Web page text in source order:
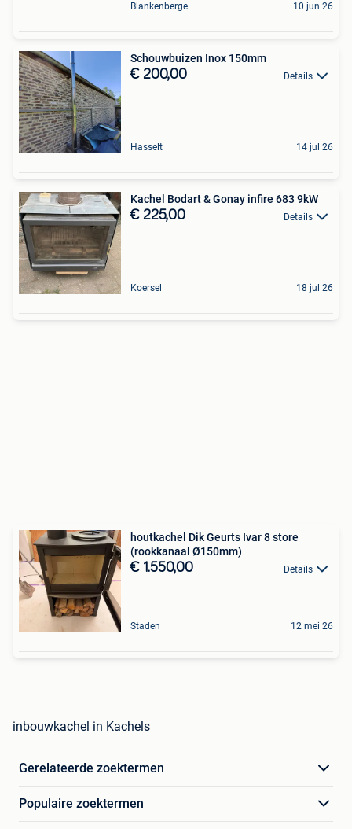
Blankenberge 10 jun 26
Schouwbuizen Inox 150mm
€ 200,00 Details
Hasselt 14 jul 26
Kachel Bodart & Gonay infire 683 9kW
€ 225,00 Details
Koersel 18 jul 26
houtkachel Dik Geurts Ivar 8 store
(rookkanaal Ø150mm)
€ 1.550,00 Details
Staden 12 mei 26
inbouwkachel in Kachels
Gerelateerde zoektermen
Populaire zoektermen